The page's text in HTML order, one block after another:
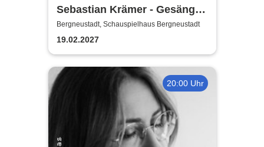
Sebastian Krämer - Gesänge
auf der Falltür
Bergneustadt, Schauspielhaus Bergneustadt
19.02.2027
20:00 Uhr